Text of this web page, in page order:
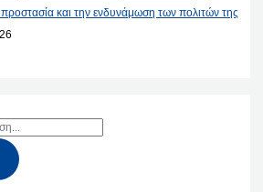
και την ενδυνάμωση των πολιτών της